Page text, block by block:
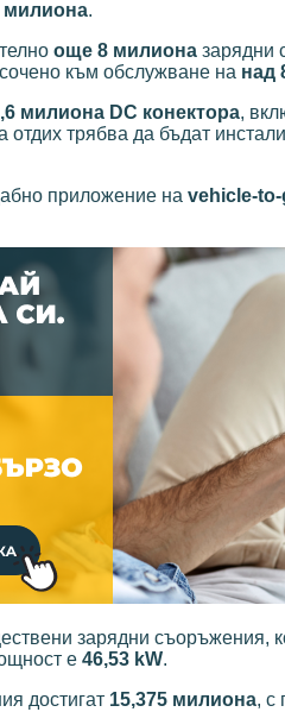
милиона.
още 8 милиона зарядни
към обслужване на над
милиона DC конектора,
отдих трябва да бъдат
приложение на vehicle-to-
зарядни съоръжения,
е 46,53 kW.
достигат 15,375 милиона, с